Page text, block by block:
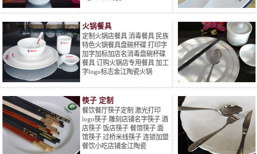
火锅餐具
定制火锅店餐具 消毒餐具 民族
特色火锅餐具盘碗杯碟 打印字
加字加标加店名消毒盘碗杯碟
餐具 订购火锅店专用餐具 加工
字logo标志金江陶瓷火锅
筷子 定制
餐饮餐厅筷子定制 激光打印
logo筷子 雕刻店铺名字筷子 酒
店筷子 饭店筷子 餐馆筷子 面
馆筷子 过桥米线筷子 连锁加盟
餐饮小吃店铺金江陶瓷